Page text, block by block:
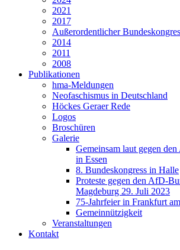
2021
2017
Außerordentlicher
2014
2011
2008
Publikationen
hma-Meldungen
Neofaschismus in Deutschland
Höckes Geraer Rede
Logos
Broschüren
Galerie
Gemeinsam laut gegen
in Essen
8. Bundeskongress in Halle
Proteste gegen den AfD-
Magdeburg 29. Juli 2023
75-Jahrfeier in Frankfurt
Gemeinnützigkeit
Veranstaltungen
Kontakt